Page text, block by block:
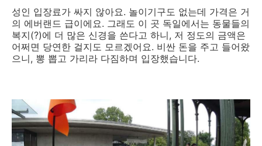
성인 입장료가 싸지 않아요. 놀이기구도 없는데 가격은 거
의 에버랜드 급이에요. 그래도 이 곳 독일에서는 동물들의
복지(?)에 더 많은 신경을 쓴다고 하니, 저 정도의 금액은
어쩌면 당연한 걸지도 모르겠어요. 비싼 돈을 주고 들어왔
으니, 뽕 뽑고 가리라 다짐하며 입장했습니다.